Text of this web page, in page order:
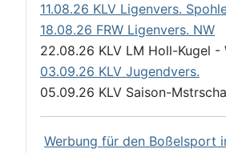
11.08.26 KLV Ligenvers.
18.08.26 FRW Ligenvers. NW
22.08.26 KLV LM Holl-Kugel -
03.09.26 KLV Jugendvers.
05.09.26 KLV Saison-
Werbung für den Boßelsport